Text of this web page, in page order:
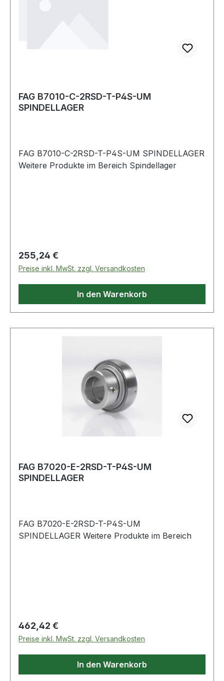
FAG B7010-C-2RSD-T-P4S-UM
SPINDELLAGER
FAG B7010-C-2RSD-T-P4S-UM SPINDELLAGER
Weitere Produkte im Bereich Spindellager
Regulärer Preis:
255,24 €
Preise inkl. MwSt. zzgl. Versandkosten
In den Warenkorb
FAG B7020-E-2RSD-T-P4S-UM
SPINDELLAGER
FAG B7020-E-2RSD-T-P4S-UM
SPINDELLAGER Weitere Produkte im Bereich
Regulärer Preis:
462,42 €
Preise inkl. MwSt. zzgl. Versandkosten
In den Warenkorb